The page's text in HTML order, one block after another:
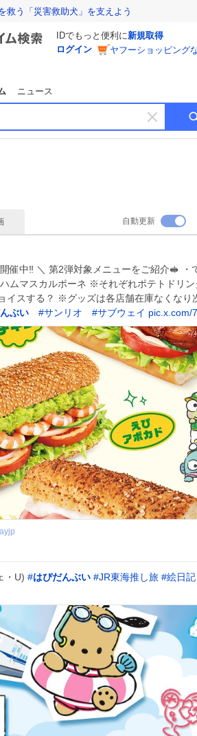
救う「災害救助犬」を支えよう
IDでもっと便利に新規取得
ログイン
ヤフーショッピング
ニュース
キ
ー
す
自動更新
催中‼ ＼ 第2弾対象メニューをご紹介🥪 ・
ムマスカルポーネ ※それぞれポテトドリ
イスする？ ※グッズは各店舗在庫なくなり
ぶい #サンリオ #サブウェイ pic.x.com/
・U) #はぴだんぶい #JR東海推し旅 #絵日記